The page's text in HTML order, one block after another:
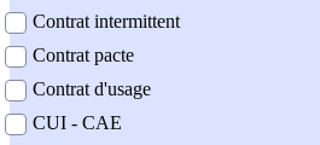
Contrat intermittent
Contrat pacte
Contrat d'usage
CUI - CAE